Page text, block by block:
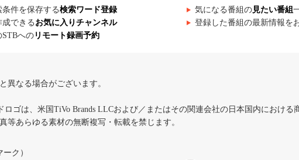
件を保存する検索ワード登録 気になる番組の見たい番組
できるお気に入りチャンネル 登録した番組の最新情報を
への リモート録画予約
異なる場合がございます。
ゴは、米国TiVo Brands LLCおよび／またはその関連会社の日本国内における
等あらゆる素材の無断複写・転載を禁じます。
ク）